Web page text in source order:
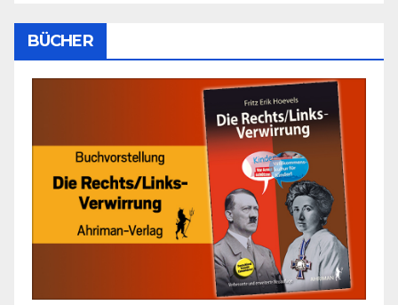
BÜCHER